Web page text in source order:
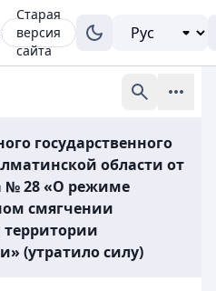
Старая
версия
сайта
государственного
области от
№ 28 «О режиме
смягчении
(утратило силу)